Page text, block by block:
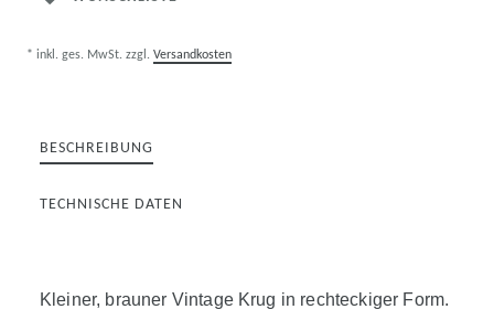
* inkl. ges. MwSt. zzgl. Versandkosten
BESCHREIBUNG
TECHNISCHE DATEN
Kleiner, brauner Vintage Krug in rechteckiger Form.